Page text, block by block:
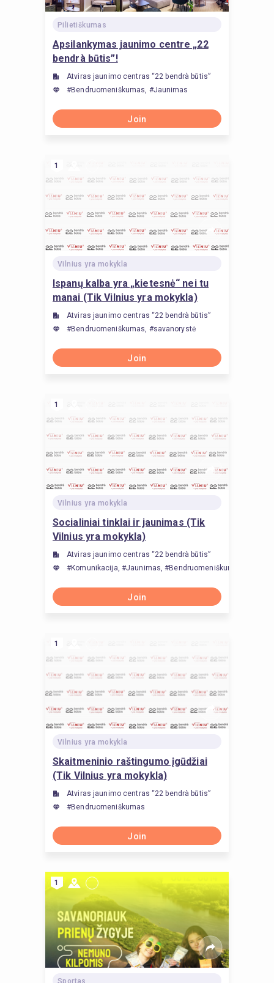
Pilietiškumas
Apsilankymas jaunimo centre „22
bendrà būtis”!
Atviras jaunimo centras “22 bendrà būtis”
#Bendruomeniškumas, #Jaunimas
Join
1
Vilnius yra mokykla
Ispanų kalba yra „kietesnė“ nei tu
manai (Tik Vilnius yra mokykla)
Atviras jaunimo centras “22 bendrà būtis”
#Bendruomeniškumas, #savanorystė
Join
1
Vilnius yra mokykla
Socialiniai tinklai ir jaunimas (Tik
Vilnius yra mokykla)
Atviras jaunimo centras “22 bendrà būtis”
#Komunikacija, #Jaunimas, #Bendruomeniškumas
Join
1
Vilnius yra mokykla
Skaitmeninio raštingumo įgūdžiai
(Tik Vilnius yra mokykla)
Atviras jaunimo centras “22 bendrà būtis”
#Bendruomeniškumas
Join
1
Sportas